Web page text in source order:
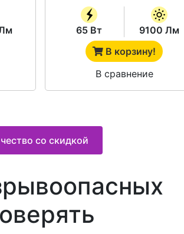
65 Вт
9100 Лм
В корзину!
В сравнение
со скидкой